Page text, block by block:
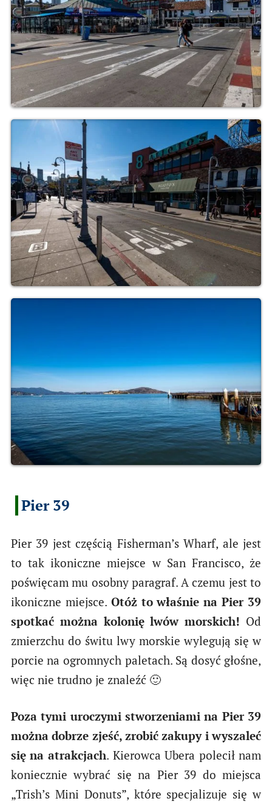
Pier 39
Pier 39 jest częścią Fisherman’s Wharf, ale jest
to tak ikoniczne miejsce w San Francisco, że
poświęcam mu osobny paragraf. A czemu jest to
ikoniczne miejsce. Otóż to właśnie na Pier 39
spotkać można kolonię lwów morskich! Od
zmierzchu do świtu lwy morskie wylegują się w
porcie na ogromnych paletach. Są dosyć głośne,
więc nie trudno je znaleźć 🙂
Poza tymi uroczymi stworzeniami na Pier 39
można dobrze zjeść, zrobić zakupy i wyszaleć
się na atrakcjach. Kierowca Ubera polecił nam
koniecznie wybrać się na Pier 39 do miejsca
„Trish’s Mini Donuts”, które specjalizuje się w